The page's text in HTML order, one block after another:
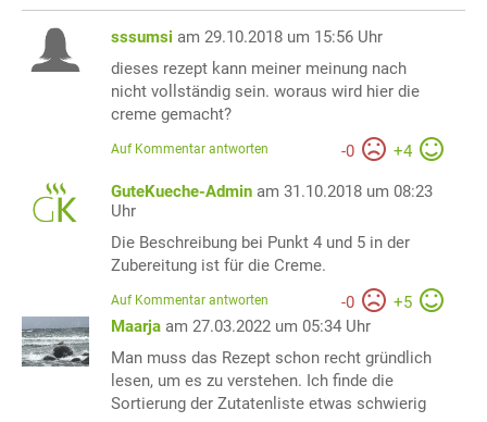
sssumsi am 29.10.2018 um 15:56 Uhr
dieses rezept kann meiner meinung nach
nicht vollständig sein. woraus wird hier die
creme gemacht?
-0 +4
Auf Kommentar antworten
GuteKueche-Admin am 31.10.2018 um 08:23
Uhr
Die Beschreibung bei Punkt 4 und 5 in der
Zubereitung ist für die Creme.
-0 +5
Auf Kommentar antworten
Maarja am 27.03.2022 um 05:34 Uhr
Man muss das Rezept schon recht gründlich
lesen, um es zu verstehen. Ich finde die
Sortierung der Zutatenliste etwas schwierig